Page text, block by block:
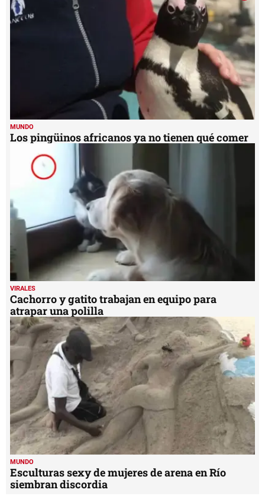
MUNDO
Los pingüinos africanos ya no tienen qué comer
VIRALES
Cachorro y gatito trabajan en equipo para
atrapar una polilla
MUNDO
Esculturas sexy de mujeres de arena en Río
siembran discordia